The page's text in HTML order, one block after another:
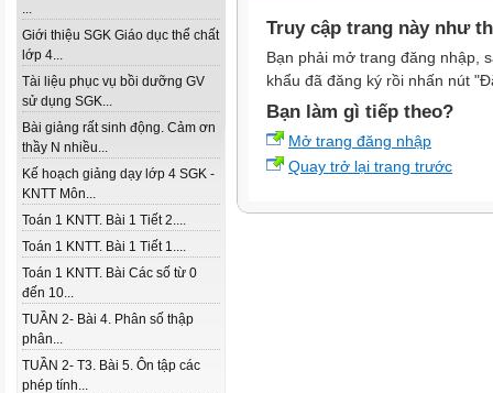
...
Giới thiệu SGK Giáo dục thể chất
lớp 4...
Tài liệu phục vụ bồi dưỡng GV
sử dụng SGK...
Bài giảng rất sinh động. Cảm ơn
thầy N nhiều...
Kế hoạch giảng dạy lớp 4 SGK -
KNTT Môn...
Toán 1 KNTT. Bài 1 Tiết 2....
Toán 1 KNTT. Bài 1 Tiết 1....
Toán 1 KNTT. Bài Các số từ 0
đến 10...
TUẦN 2- Bài 4. Phân số thập
phân...
TUẦN 2- T3. Bài 5. Ôn tập các
phép tính...
Truy cập trang này như
Bạn phải mở trang đăng nhập,
khẩu đã đăng ký rồi nhấn nút
Bạn làm gì tiếp theo?
Mở trang đăng nhập
Quay trở lại trang trước